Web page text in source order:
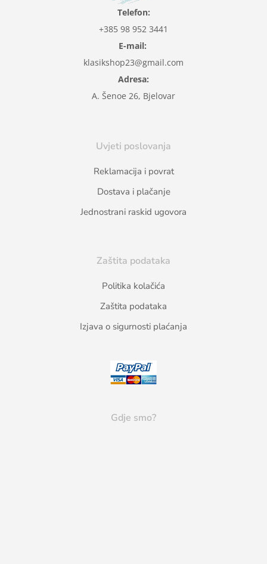
Telefon:
+385 98 952 3441
E-mail:
klasikshop23@gmail.com
Adresa:
A. Šenoe 26, Bjelovar
Uvjeti poslovanja
Reklamacija i povrat
Dostava i plačanje
Jednostrani raskid ugovora
Zaštita podataka
Politika kolačića
Zaštita podataka
Izjava o sigurnosti plaćanja
Gdje smo?